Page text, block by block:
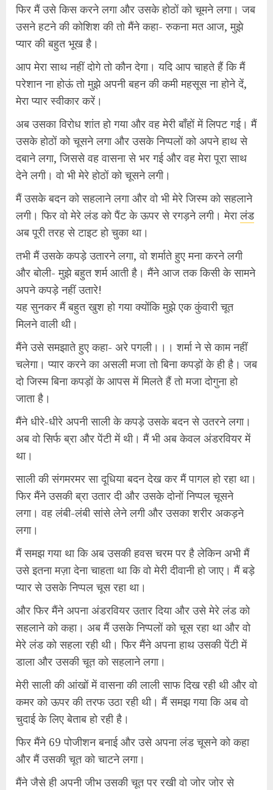
फिर मैं उसे किस करने लगा और उसके होठों को चूमने लगा। जब
उसने हटने की कोशिश की तो मैंने कहा- रुकना मत आज, मुझे
प्यार की बहुत भूख है।
आप मेरा साथ नहीं दोगे तो कौन देगा। यदि आप चाहते हैं कि मैं
परेशान ना होऊं तो मुझे अपनी बहन की कमी महसूस ना होने दें,
मेरा प्यार स्वीकार करें।
अब उसका विरोध शांत हो गया और वह मेरी बाँहों में लिपट गई। मैं
उसके होठों को चूसने लगा और उसके निप्पलों को अपने हाथ से
दबाने लगा, जिससे वह वासना से भर गई और वह मेरा पूरा साथ
देने लगी। वो भी मेरे होठों को चूसने लगी।
मैं उसके बदन को सहलाने लगा और वो भी मेरे जिस्म को सहलाने
लगी। फिर वो मेरे लंड को पैंट के ऊपर से रगड़ने लगी। मेरालंड
अब पूरी तरह से टाइट हो चुका था।
तभी मैं उसके कपड़े उतारने लगा, वो शर्माते हुए मना करने लगी
और बोली- मुझे बहुत शर्म आती है। मैंने आज तक किसी के सामने
अपने कपड़े नहीं उतारे!
यह सुनकर मैं बहुत खुश हो गया क्योंकि मुझे एक कुंवारी चूत
मिलने वाली थी।
मैंने उसे समझाते हुए कहा- अरे पगली।।। शर्मा ने से काम नहीं
चलेगा। प्यार करने का असली मजा तो बिना कपड़ों के ही है। जब
दो जिस्म बिना कपड़ों के आपस में मिलते हैं तो मजा दोगुना हो
जाता है।
मैंने धीरे-धीरे अपनी साली के कपड़े उसके बदन से उतरने लगा।
अब वो सिर्फ ब्रा और पेंटी में थी। मैं भी अब केवल अंडरवियर में
था।
साली की संगमरमर सा दूधिया बदन देख कर मैं पागल हो रहा था।
फिर मैंने उसकी ब्रा उतार दी और उसके दोनों निप्पल चूसने
लगा। वह लंबी-लंबी सांसे लेने लगी और उसका शरीर अकड़ने
लगा।
मैं समझ गया था कि अब उसकी हवस चरम पर है लेकिन अभी मैं
उसे इतना मज़ा देना चाहता था कि वो मेरी दीवानी हो जाए। मैं बड़े
प्यार से उसके निप्पल चूस रहा था।
और फिर मैंने अपना अंडरवियर उतार दिया और उसे मेरे लंड को
सहलाने को कहा। अब मैं उसके निप्पलों को चूस रहा था और वो
मेरे लंड को सहला रही थी। फिर मैंने अपना हाथ उसकी पेंटी में
डाला और उसकी चूत को सहलाने लगा।
मेरी साली की आंखों में वासना की लाली साफ दिख रही थी और वो
कमर को ऊपर की तरफ उठा रही थी। मैं समझ गया कि अब वो
चुदाई के लिए बेताब हो रही है।
फिर मैंने 69 पोजीशन बनाई और उसे अपना लंड चूसने को कहा
और मैं उसकी चूत को चाटने लगा।
मैंने जैसे ही अपनी जीभ उसकी चूत पर रखी वो जोर जोर से